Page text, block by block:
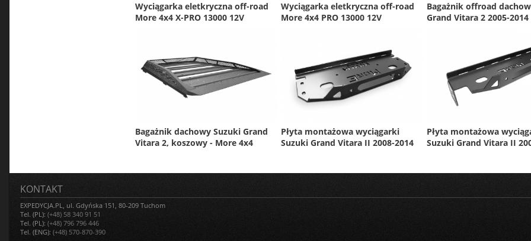
Wyciągarka eletkryczna off-road
More 4x4 X-PRO 13000 12V
Wyciągarka eletkryczna off-road
More 4x4 PRO 13000 12V
Bagażnik offroad
Grand Vitara 2 2005-
Bagażnik dachowy Suzuki Grand
Vitara 2, koszowy - More 4x4
Płyta montażowa wyciągarki
Suzuki Grand Vitara II 2008-2014
Płyta montażowa
Suzuki Grand Vitara II
KONTAKT
EXPEDYCJA.PL, ul. Gdyńska 151, 80-209 Tuchom
Tel. (PL): (+48) 58 340 91 51
Tel. (PL): (+48) 796 796 446
Tel. (ENG): (+48) 570-870-390